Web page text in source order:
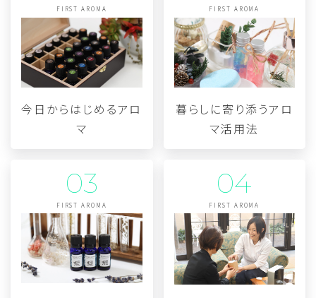
FIRST AROMA
今日からはじめるアロ
マ
FIRST AROMA
暮らしに寄り添うアロ
マ活用法
03
FIRST AROMA
04
FIRST AROMA